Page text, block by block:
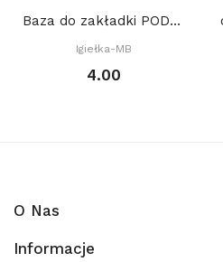
Baza do zakładki PODWÓJNA (7 x 21 cm) z prostym...
Igiełka-MB
4.00
O Nas
Informacje